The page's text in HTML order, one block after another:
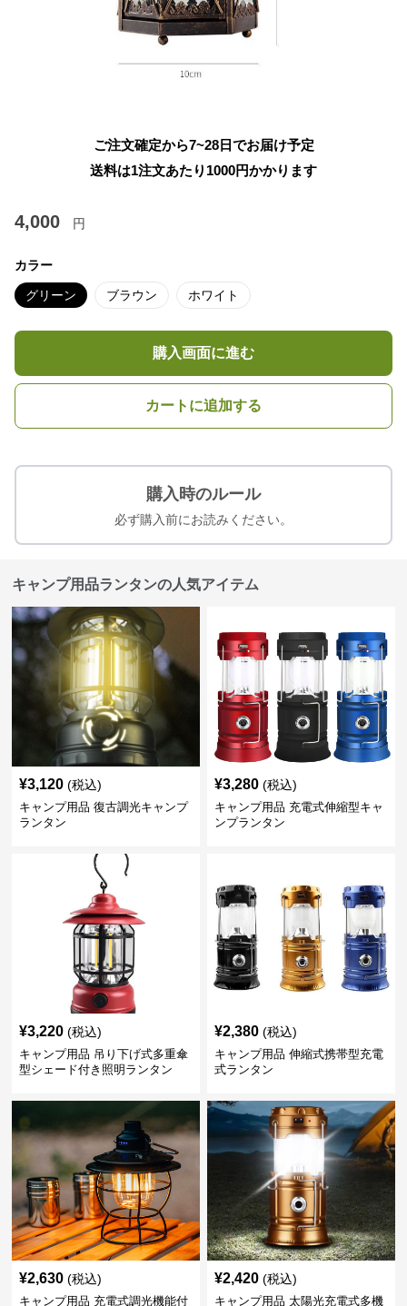
ご注文確定から7~28日でお届け予定
送料は1注文あたり 1000円かかります
4,000 円
カラー
グリーン ブラウン ホワイト
購入画面に進む
カートに追加する
購入時のルール
必ず購入前にお読みください。
キャンプ用品ランタンの人気アイテム
¥3,120 (税込)
キャンプ用品 復古調光キャンプ
ランタン
¥3,280 (税込)
キャンプ用品 充電式伸縮型キャ
ンプランタン
¥3,220 (税込)
キャンプ用品 吊り下げ式多重傘
型シェード付き照明ランタン
¥2,380 (税込)
キャンプ用品 伸縮式携帯型充電
式ランタン
¥2,630 (税込)
キャンプ用品 充電式調光機能付
¥2,420 (税込)
キャンプ用品 太陽光充電式多機